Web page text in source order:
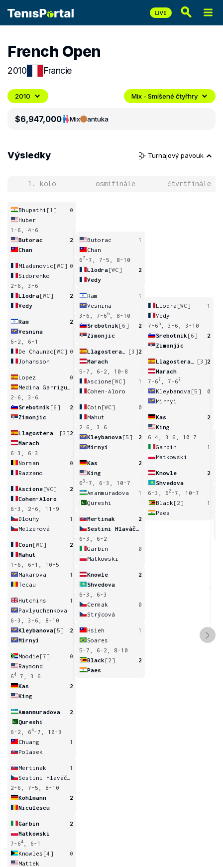
French Open
2010 Francie
2010 Mix - Smíšené čtyřhry
$6,947,000 Mix antuka
Výsledky Turnajový pavouk
1. kolo osmifinále čtvrtfinále
Bhupathi [1]
0
Huber
1-6, 4-6
Butorac
2
Chan
Mladenovic [WC] 0
Sidorenko
2-6, 3-6
Llodra[WC]
2
Vedy
Ram
2
Vesnina
6-2, 6-1
De Chaunac [WC] 0
Johansson
Lopez
0
2-6, 3-6
Srebotnik [6]
2
Zimonjic
[3]2
Marach
6-3, 6-3
Norman
0
Razzano
Ascione[WC]
2
Cohen-Aloro
6-3, 2-6, 11-9
Dlouhy
1
Melzerová
Coin[WC]
2
Mahut
1-6, 6-1, 10-5
Makarova
1
Tecau
Hutchins
1
Pavlyuchenkova
6-3, 3-6, 8-10
Kleybanova[5]
2
Mirnyi
Moodie [7]
0
Raymond
64-7, 3-6
Kas
2
King
Amanmuradova
2
Qureshi
6-2, 64-7, 10-3
Chuang
1
Polasek
Mertinak
1
2-6, 7-5, 8-10
Kohlmann
2
Niculescu
Garbin
2
Matkowski
7-64
, 6-1
Knowles [4]
0
Mattek
Butorac
1
Chan
67-7, 7-5, 8-10
Llodra[WC]
2
Vedy
Ram
1
Vesnina
3-6, 7-6 6
, 8-10
Srebotnik [6]
2
Zimonjic
[3]2
Marach
5-7, 6-2, 10-8
Ascione [WC]
1
Cohen-Aloro
Coin [WC]
0
Mahut
2-6, 3-6
Kleybanova[5]
2
Mirnyi
Kas
2
King
63 -7, 6-3, 10-7
Amanmuradova
1
Qureshi
Mertinak
2
6-3, 6-2
Garbin
0
Matkowski
Knowle
2
Shvedova
6-3, 6-3
Cermak
0
Strýcová
Hsieh
1
Soares
5-7, 6-2, 8-10
Black [2]
2
Paes
Llodra [WC]
1
Vedy
7-6 5
, 3-6, 3-10
Srebotnik [6]
2
Zimonjic
[3]2
Marach
7-67 , 7-67
Kleybanova [5]
0
Mirnyi
Kas
2
King
6-4, 3-6, 10-7
Garbin
1
Matkowski
Knowle
2
Shvedova
6-3, 62 -7, 10-7
Black [2]
1
Paes